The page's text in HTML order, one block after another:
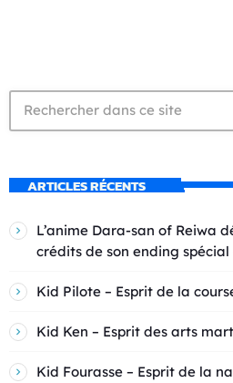
ARTICLES RÉCENTS
L’anime Dara-san of Reiwa
crédits de son ending spécial
Kid Pilote – Esprit de la
Kid Ken – Esprit des arts
Kid Fourasse – Esprit de la